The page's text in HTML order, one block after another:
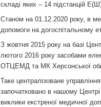
складі яких – 14 підстанцій
Станом на 01.12.2020 року, в
допомоги на догоспітальному
З жовтня 2015 року на базі
лютого 2016 року засобами
ОТЦЕМД та МК Херсонської
Таке централізоване
започатковано в нашому
виклики екстреної медичної